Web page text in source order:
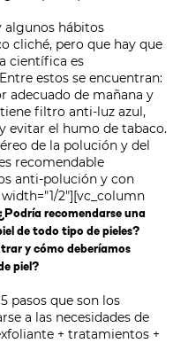
algunos hábitos
cliché, pero que hay que
científica es
estos se encuentran:
adecuado de mañana y
filtro anti-luz azul,
evitar el humo de tabaco.
de la polución y del
recomendable
anti-polución y con
2"][vc_column
recomendarse una
de todo tipo de pieles?
y cómo deberíamos
piel?
pasos que son los
a las necesidades de
+ tratamientos +